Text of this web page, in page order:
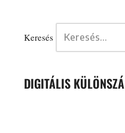
Keresés
DIGITÁLIS